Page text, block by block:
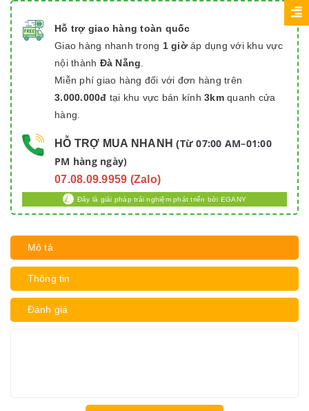
Hỗ trợ giao hàng toàn quốc
Giao hàng nhanh trong 1 giờáp dụng với khu vực
nội thành Đà Nẵng
Miễn phí giao hàng đối với đơn hàng trên
3.000.000đ tại khu vực bán kính 3kmquanh cửa
hàng.
HỖ TRỢ MUA NHANH (Từ 07:00 AM–01:00
PM hàng ngày)
07.08.09.9959 (Zalo)
Đây là giải pháp trải nghiệm phát triển bởi EGANY
Mô tả
Thông tin
Đánh giá